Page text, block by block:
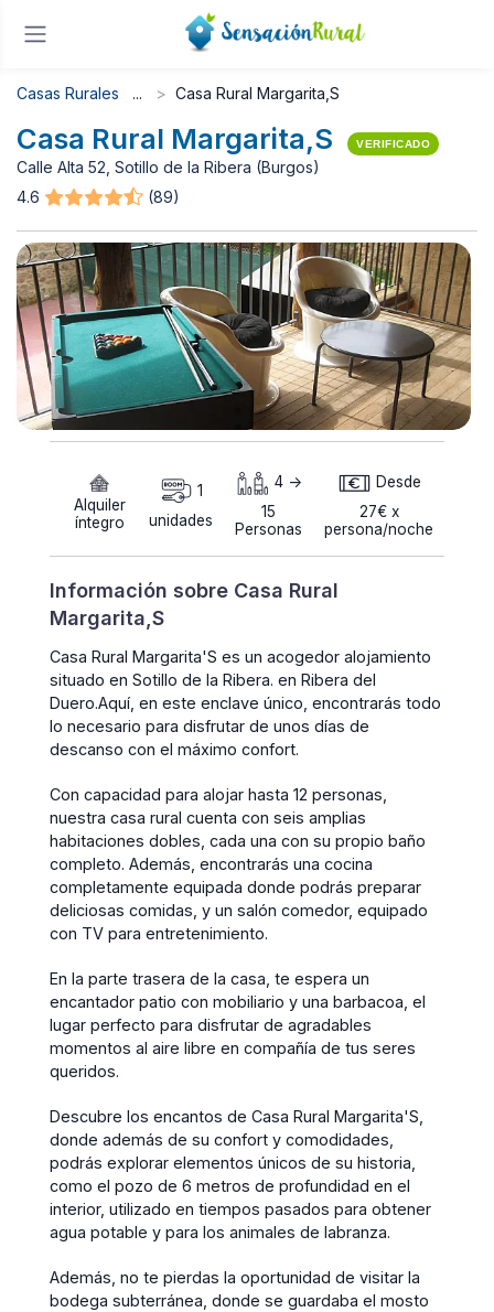
Casas Rurales Casa Rural Margarita,S
Casa Rural Margarita,S VERIFICADO
Calle Alta 52, Sotillo de la Ribera (Burgos)
4.6
(89)
Alquiler
íntegro
1
unidades
4 ->
15
Personas
Desde
27€ x
persona/noche
Información sobre Casa Rural
Margarita,S
Casa Rural Margarita'S es un acogedor alojamiento
situado en Sotillo de la Ribera. en Ribera del
Duero.Aquí, en este enclave único, encontrarás todo
lo necesario para disfrutar de unos días de
descanso con el máximo confort.
Con capacidad para alojar hasta 12 personas,
nuestra casa rural cuenta con seis amplias
habitaciones dobles, cada una con su propio baño
completo. Además, encontrarás una cocina
completamente equipada donde podrás preparar
deliciosas comidas, y un salón comedor, equipado
con TV para entretenimiento.
En la parte trasera de la casa, te espera un
encantador patio con mobiliario y una barbacoa, el
lugar perfecto para disfrutar de agradables
momentos al aire libre en compañía de tus seres
queridos.
Descubre los encantos de Casa Rural Margarita'S,
donde además de su confort y comodidades,
podrás explorar elementos únicos de su historia,
como el pozo de 6 metros de profundidad en el
interior, utilizado en tiempos pasados para obtener
agua potable y para los animales de labranza.
Además, no te pierdas la oportunidad de visitar la
bodega subterránea, donde se guardaba el mosto